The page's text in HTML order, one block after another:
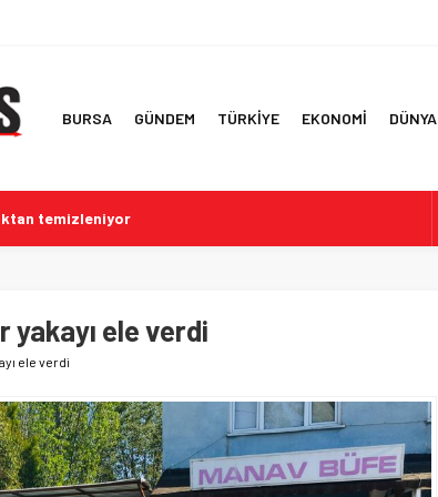
BURSA GÜNDEM TÜRKİYE EKONOMİ DÜNYA
temizleniyor
Büyükşehir dokunuşu
yüzücülerin heyecanı
büyüledi
yakayı ele verdi
ele verdi